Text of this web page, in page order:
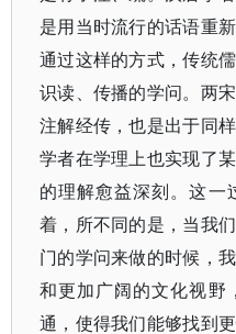
是用当时流行的话语重
通过这样的方式，传统
识读、传播的学问。两
注解经传，也是出于同
学者在学理上也实现了
的理解愈益深刻。这一
着，所不同的是，当我
门的学问来做的时候，
和更加广阔的文化视野
通，使得我们能够找到